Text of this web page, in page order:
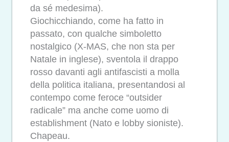
da sé medesima).
Giochicchiando, come ha fatto in
passato, con qualche simboletto
nostalgico (X-MAS, che non sta per
Natale in inglese), sventola il drappo
rosso davanti agli antifascisti a molla
della politica italiana, presentandosi al
contempo come feroce “outsider
radicale” ma anche come uomo di
establishment (Nato e lobby sioniste).
Chapeau.